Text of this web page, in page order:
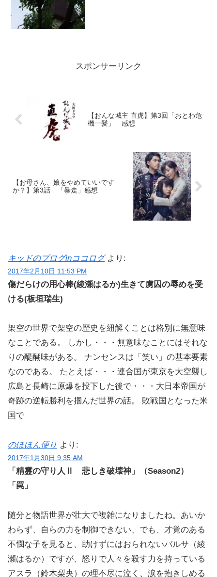
スポンサーリンク
【おんな城主 直虎】第3回「おとわ危
機一髪」 感想
【お母さん、娘をやめていいです
か？】第3話 「暴走」感想
キッドのブログinココログ より:
2017年2月10日 11:53 PM
傷だらけの用心棒(綾瀬はるか)生きて虜囚の辱めを受
ける(板垣瑞生)
架空の世界で架空の歴史を紐解くことは格別に無意味
なことである。 しかし・・・無意味なことにはそれな
りの醍醐味がある。 ナンセンスは「笑い」の基本要素
なのである。 たとえば・・・連合国が東京を大空襲し
広島と長崎に原爆を投下した後で・・・大日本帝国が
奇跡の逆転勝利を掴んだ世界の話。 敗戦国となった米
国で
のほほん便り より:
2017年1月30日 9:35 AM
「精霊の守り人Ⅱ 悲しき破壊神」（Season2）
「罠」
随分と物語世界が壮大で複雑になりましたね。あいか
わらず、自らの力を制御できない、でも、才覚のある
不憫な子を見ると、助けずにはおられないバルサ（綾
瀬はるか）ですが、怒りで人々を殺す力を持っている
アスラ（鈴木梨央）の理不尽に泣く、涙を抱きしめる